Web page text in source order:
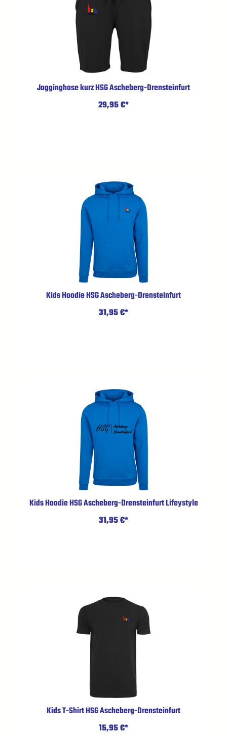
Jogginghose kurz HSG Ascheberg-Drensteinfurt
29,95 €*
Kids Hoodie HSG Ascheberg-Drensteinfurt
31,95 €*
Kids Hoodie HSG Ascheberg-Drensteinfurt Lifeystyle
31,95 €*
Kids T-Shirt HSG Ascheberg-Drensteinfurt
15,95 €*